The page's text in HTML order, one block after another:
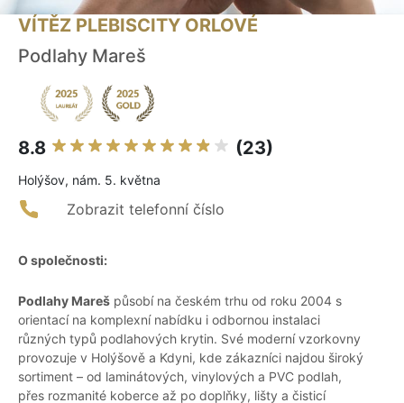
VÍTĚZ PLEBISCITY ORLOVÉ
Podlahy Mareš
8.8 (23)
Holýšov, nám. 5. května
Zobrazit telefonní číslo
O společnosti:
Podlahy Mareš působí na českém trhu od roku 2004 s
orientací na komplexní nabídku i odbornou instalaci
různých typů podlahových krytin. Své moderní vzorkovny
provozuje v Holýšově a Kdyni, kde zákazníci najdou široký
sortiment – od laminátových, vinylových a PVC podlah,
přes rozmanité koberce až po doplňky, lišty a čisticí